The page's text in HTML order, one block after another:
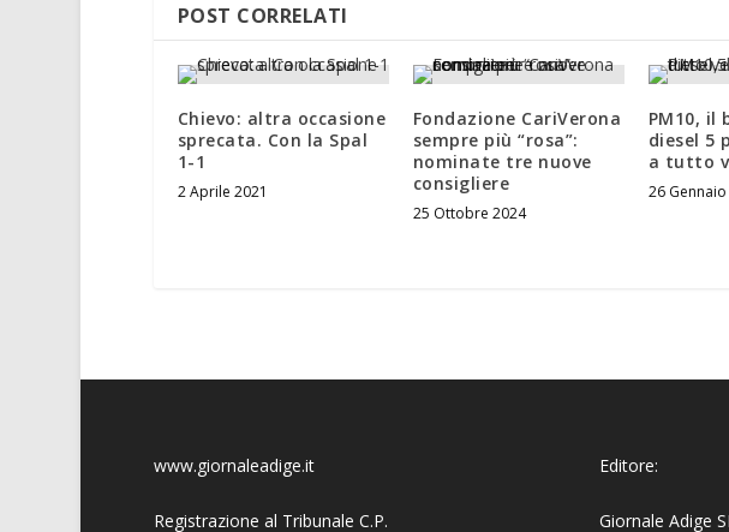
POST CORRELATI
Chievo: altra occasione
sprecata. Con la Spal
1-1
2 Aprile 2021
Fondazione CariVerona
sempre più “rosa”:
nominate tre nuove
consigliere
25 Ottobre 2024
PM10, il
diesel 5
a tutto
26
www.giornaleadige.it
Registrazione al Tribunale C.P.
Editore:
Giornale Adige